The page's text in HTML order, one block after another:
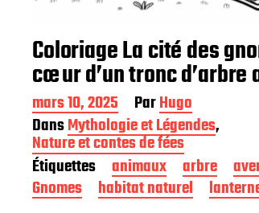
Coloriage La cité des
cœur d’un tronc d’arbre
D
a
t
e
d
e
p
mars 10, 2025 ParHugo
DansMythologie et Légendes,
Nature et contes de fées
Étiquettes
animaux arbre
Gnomes
habitat naturel